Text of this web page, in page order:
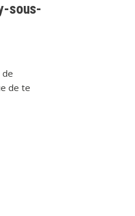
sous-
de
de te